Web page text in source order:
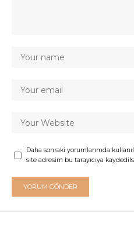
Daha sonraki yorumlarımda
site adresim bu tarayıcıya